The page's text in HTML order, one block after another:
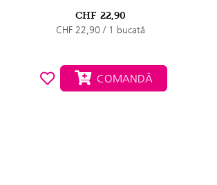
CHF 22,90
CHF 22,90 / 1 bucată
COMANDĂ